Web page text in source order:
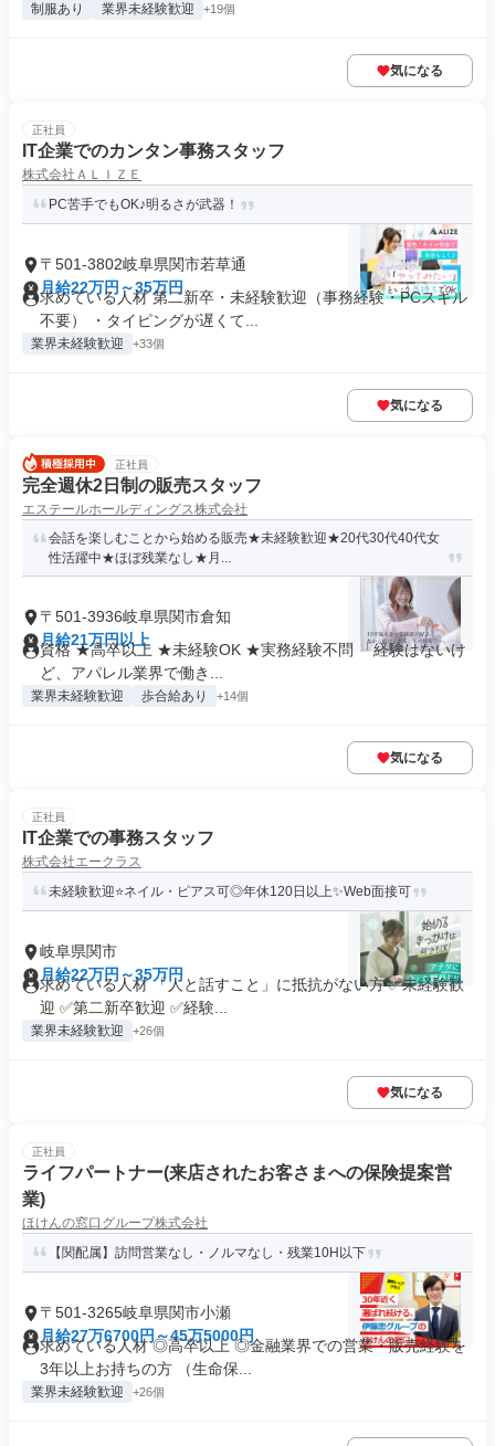
制服あり 業界未経験歓迎 +19個
気になる
正社員
IT企業でのカンタン事務スタッフ
株式会社ＡＬＩＺＥ
PC苦手でもOK♪明るさが武器！
〒501-3802岐阜県関市若草通
月給22万円～35万円
求めている人材 第二新卒・未経験歓迎（事務経験・PCスキル
不要） ・タイピングが遅くて...
業界未経験歓迎 +33個
気になる
正社員
完全週休2日制の販売スタッフ
エステールホールディングス株式会社
会話を楽しむことから始める販売★未経験歓迎★20代30代40代女
性活躍中★ほぼ残業なし★月...
〒501-3936岐阜県関市倉知
月給21万円以上
資格 ★高卒以上 ★未経験OK ★実務経験不問 「経験はないけ
ど、アパレル業界で働き...
業界未経験歓迎 歩合給あり +14個
気になる
正社員
IT企業での事務スタッフ
株式会社エークラス
未経験歓迎⭐ネイル・ピアス可◎年休120日以上✨Web面接可
岐阜県関市
月給22万円～35万円
求めている人材 「人と話すこと」に抵抗がない方 ✅未経験歓
迎 ✅第二新卒歓迎 ✅経験...
業界未経験歓迎 +26個
気になる
正社員
ライフパートナー(来店されたお客さまへの保険提案営
業)
ほけんの窓口グループ株式会社
【関配属】訪問営業なし・ノルマなし・残業10H以下
〒501-3265岐阜県関市小瀬
月給27万6700円～45万5000円
求めている人材 ◎高卒以上 ◎金融業界での営業・販売経験を
3年以上お持ちの方 （生命保...
業界未経験歓迎 +26個